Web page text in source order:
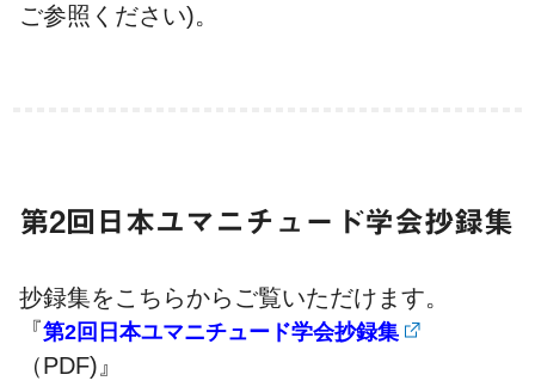
ご参照ください)。
第2回日本ユマニチュード学会抄録集
抄録集をこちらからご覧いただけます。
『第2回日本ユマニチュード学会抄録集
（PDF)』